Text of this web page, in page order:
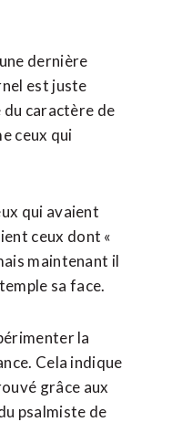
dernière
est juste
caractère de
ceux qui
qui avaient
ceux dont «
maintenant il
sa face.
la
Cela indique
grâce aux
psalmiste de